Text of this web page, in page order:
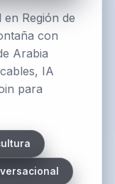
Región de
con
Arabia
IA
para